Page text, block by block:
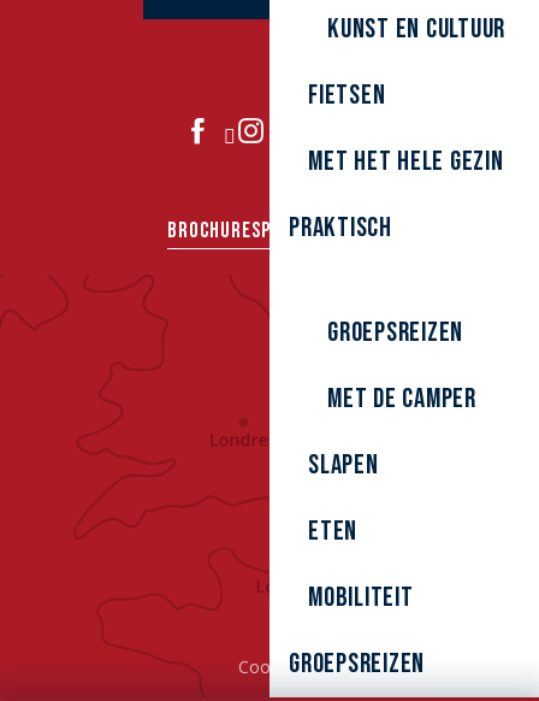
kunst en cultuur
Fietsen
Met het hele gezin
Praktisch
Groepsreizen
Met de camper
Slapen
Eten
Mobiliteit
Groepsreizen
BROCHURESPERSGROEPEN
Cookies